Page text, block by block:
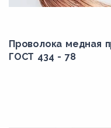
Проволока медная
ГОСТ 434 - 78